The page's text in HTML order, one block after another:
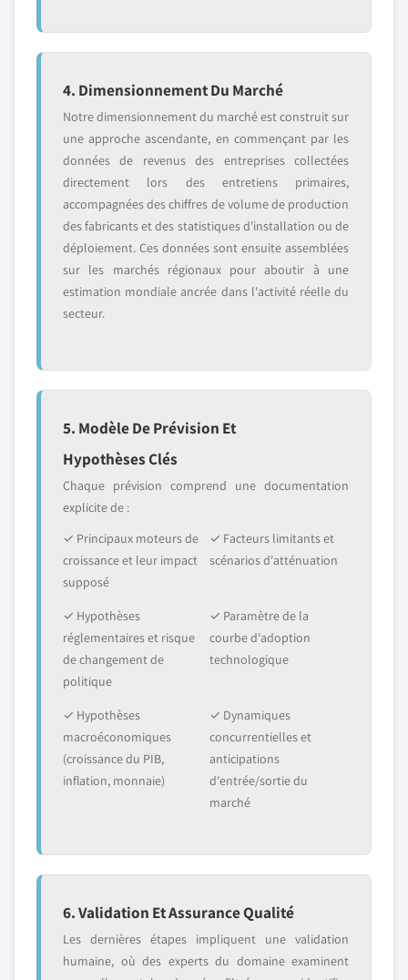
4. Dimensionnement Du Marché
Notre dimensionnement du marché est construit sur
une approche ascendante, en commençant par les
données de revenus des entreprises collectées
directement lors des entretiens primaires,
accompagnées des chiffres de volume de production
des fabricants et des statistiques d'installation ou de
déploiement. Ces données sont ensuite assemblées
sur les marchés régionaux pour aboutir à une
estimation mondiale ancrée dans l'activité réelle du
secteur.
5. Modèle De Prévision Et
Hypothèses Clés
Chaque prévision comprend une documentation
explicite de :
✓ Principaux moteurs de
croissance et leur impact
supposé
✓ Facteurs limitants et
scénarios d'atténuation
✓ Hypothèses
réglementaires et risque
de changement de
politique
✓ Paramètre de la
courbe d'adoption
technologique
✓ Hypothèses
macroéconomiques
(croissance du PIB,
inflation, monnaie)
✓ Dynamiques
concurrentielles et
anticipations
d'entrée/sortie du
marché
6. Validation Et Assurance Qualité
Les dernières étapes impliquent une validation
humaine, où des experts du domaine examinent